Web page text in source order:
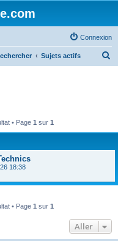
Connexion
Sujets actifs
r
• Page 1 sur 1
18:38
• Page 1 sur 1
Aller